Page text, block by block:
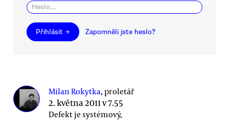
Přihlásit → Zapomněli jste heslo?
Milan Rokytka, proletář
2. května 2011 v 7.55
Defekt je systémový,